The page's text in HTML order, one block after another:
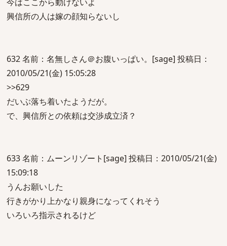
興信所の人は嫁の顔知らないし
632 名前：名無しさん＠お腹いっぱい。[sage] 投稿日：
2010/05/21(金) 15:05:28
>>629
だいぶ落ち着いたようだが。
で、興信所との依頼は交渉成立済？
633 名前：ムーンリゾート[sage] 投稿日：2010/05/21(金)
15:09:18
うんお願いした
行きがかり上かなり親身になってくれそう
いろいろ指示されるけど